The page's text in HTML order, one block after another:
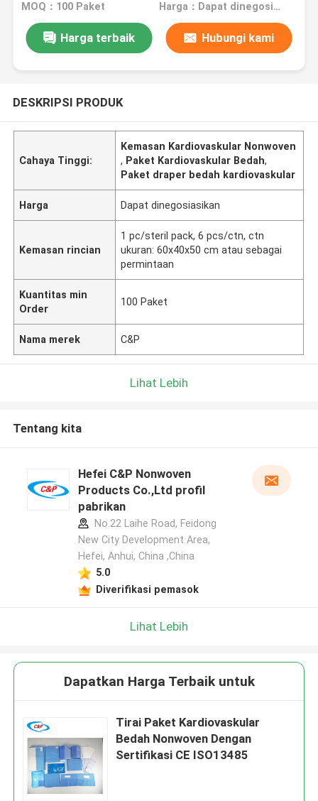
MOQ：100 Paket Harga：Dapat dinegosiasikan
Harga terbaik Hubungi kami
DESKRIPSI PRODUK
Cahaya Tinggi:
Kemasan Kardiovaskular Nonwoven
, Paket Kardiovaskular Bedah,
Paket draper bedah kardiovaskular
Harga Dapat dinegosiasikan
Kemasan rincian
1 pc/steril pack, 6 pcs/ctn, ctn
ukuran: 60x40x50 cm atau sebagai
permintaan
Kuantitas min
Order
100 Paket
Nama merek C&P
Lihat Lebih
Tentang kita
Hefei C&P Nonwoven
Products Co.,Ltd profil
pabrikan
No.22 Laihe Road, Feidong
New City Development Area,
Hefei, Anhui, China ,China
5.0
Diverifikasi pemasok
Lihat Lebih
Dapatkan Harga Terbaik untuk
Tirai Paket Kardiovaskular
Bedah Nonwoven Dengan
Sertifikasi CE ISO13485